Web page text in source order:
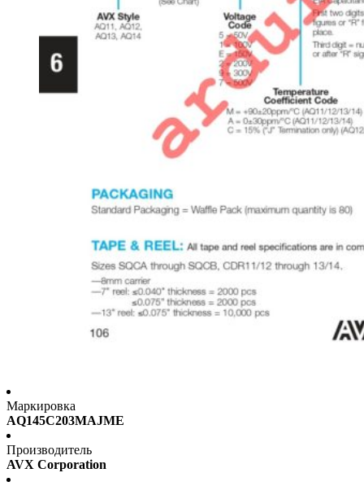
Маркировка
AQ145C203MAJME
Производитель
AVX Corporation